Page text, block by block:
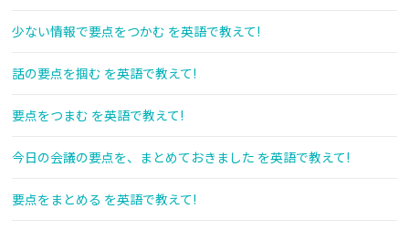
少ない情報で要点をつかむ を英語で教えて!
話の要点を掴む を英語で教えて!
要点をつまむ を英語で教えて!
今日の会議の要点を、まとめておきました を英語で教えて!
要点をまとめる を英語で教えて!